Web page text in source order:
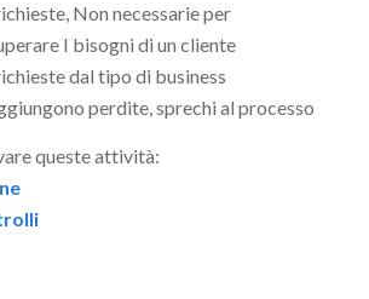
Non necessarie per
I bisogni di un cliente
dal tipo di business
perdite, sprechi al processo
queste attività: